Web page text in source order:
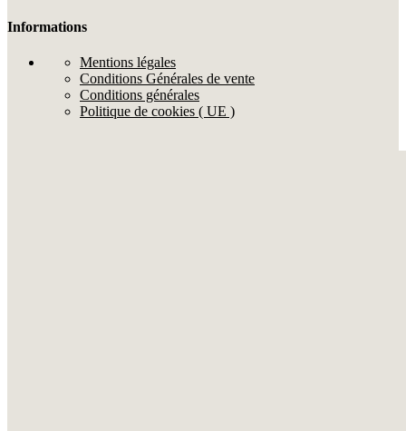
Informations
Mentions légales
Conditions Générales de vente
Conditions générales
Politique de cookies ( UE )